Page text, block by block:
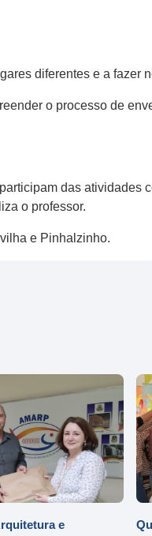
diferentes e a fazer
o processo de
das atividades
o professor.
e Pinhalzinho.
e